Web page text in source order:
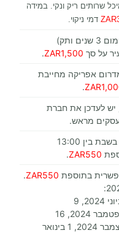
שרותים ריק ונקי. במידה
דמי ניקוי.
נהגים בני 24-23 (ומינימום 3 שנים ותק)
על סך ZAR1,500
.
אפריקה מחייבת
.
יש לעדכן את חברת
קבלה או החזרת קרוואן בשבת בין 13:00
ZAR550
.
בתוספת ZAR550
.
דרום אפריקה: 17-16 ביוני 2024, 9
באוגוסט 2024, 24 בספטמבר 2024, 16
בדצמבר 2024, 26 בדצמבר 2024, 1 בינואר